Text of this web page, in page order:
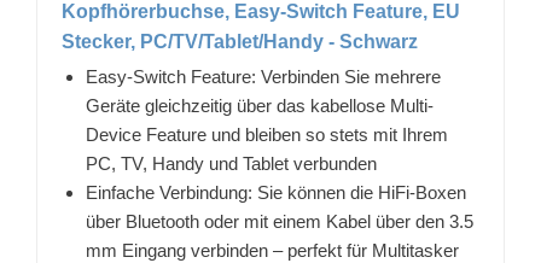
Kopfhörerbuchse, Easy-Switch Feature, EU
Stecker, PC/TV/Tablet/Handy - Schwarz
Easy-Switch Feature: Verbinden Sie mehrere
Geräte gleichzeitig über das kabellose Multi-
Device Feature und bleiben so stets mit Ihrem
PC, TV, Handy und Tablet verbunden
Einfache Verbindung: Sie können die HiFi-Boxen
über Bluetooth oder mit einem Kabel über den 3.5
mm Eingang verbinden – perfekt für Multitasker